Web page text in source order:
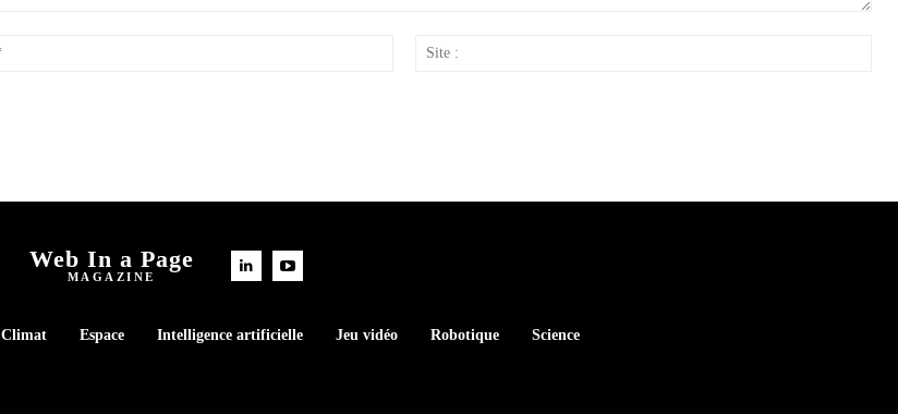
Email
Web In a Page
MAGAZINE
Climat Espace Intelligence artificielle Jeu vidéo Robotique Science